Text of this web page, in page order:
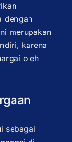
dengan
merupakan
karena
oleh
sebagai